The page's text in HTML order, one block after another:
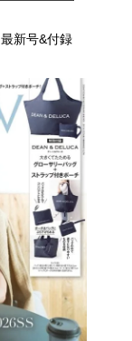
最新号&付録